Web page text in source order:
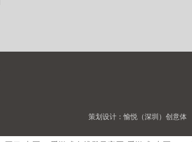
策划设计： 愉悦（深圳）创意体